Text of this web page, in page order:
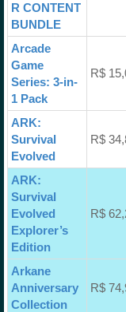
R CONTENT
BUNDLE
Arcade
Game
Series: 3-in-
1 Pack
R$
ARK:
Survival
Evolved
R$
ARK:
Survival
Evolved
Explorer’s
Edition
R$
Arkane
Anniversary
Collection
R$